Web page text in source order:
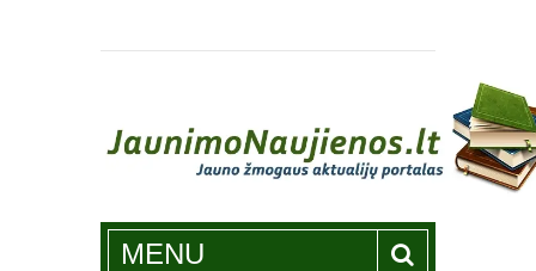
Jaunimonaujienos.lt
MENU